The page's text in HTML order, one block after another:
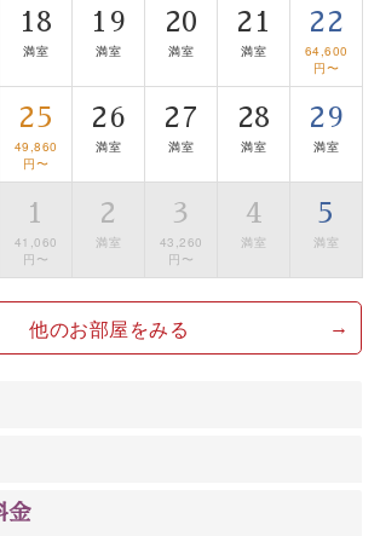
訪湖に包まれるお部屋、 大人のたしな
18
満室
19
満室
20
満室
21
満室
22
64,600
円〜
25
49,860
円〜
26
満室
27
満室
28
満室
29
満室
1
41,060
円〜
2
満室
3
43,260
円〜
4
満室
5
満室
他のお部屋をみる
金